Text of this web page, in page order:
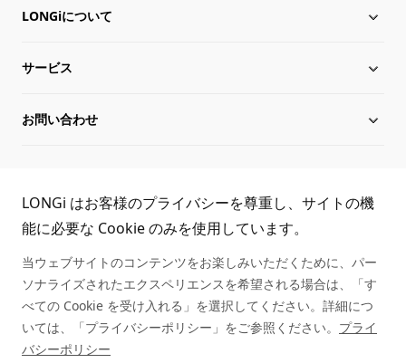
太陽電池モジュール
Hi-MO X10
Hi-MO 7
LONGiについて
LONGiについて
沿革
役員一覧
持続可能な発展
キャリア
サービス
ダウンロード
シリアル番号照会
アフターサービス
お問い合わせ
取扱商社一覧
TEL:
03-6459-0528
LONGi はお客様のプライバシーを尊重し、サイトの機
能に必要な Cookie のみを使用しています。
当ウェブサイトのコンテンツをお楽しみいただくために、パー
ソナライズされたエクスペリエンスを希望される場合は、「す
べての Cookie を受け入れる」を選択してください。詳細につ
いては、「プライバシーポリシー」をご参照ください。 プライ
バシーポリシー